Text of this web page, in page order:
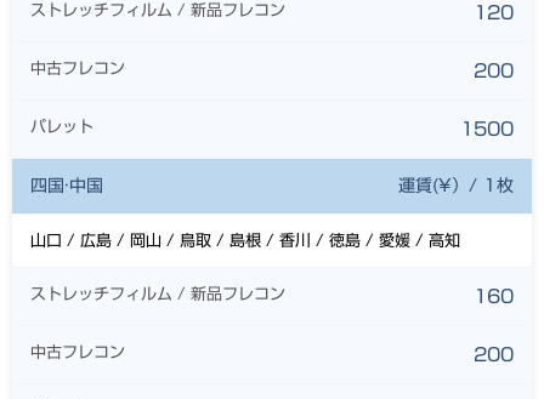
ストレッチフィルム / 新品フレコン 120
中古フレコン 200
パレット 1500
四国·中国 運賃(¥）/ 1枚
山口 / 広島 / 岡山 / 鳥取 / 島根 / 香川 / 徳島 / 愛媛 / 高知
ストレッチフィルム / 新品フレコン 160
中古フレコン 200